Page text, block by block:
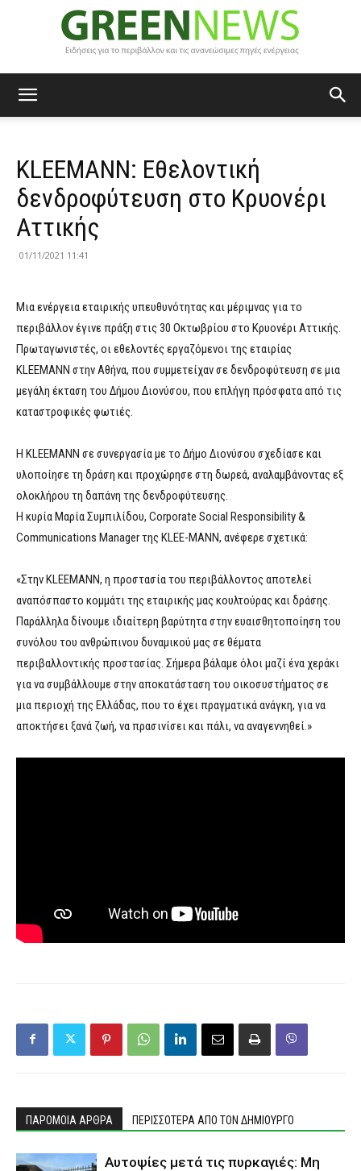
News
KLEEMANN: Εθελοντική
δενδροφύτευση στο Κρυονέρι
Αττικής
01/11/2021 11:41
Μια ενέργεια εταιρικής υπευθυνότητας και μέριμνας για το
περιβάλλον έγινε πράξη στις 30 Οκτωβρίου στο Κρυονέρι Αττικής.
Πρωταγωνιστές, οι εθελοντές εργαζόμενοι της εταιρίας
ΚLEEMANN στην Αθήνα, που συμμετείχαν σε δενδροφύτευση σε μια
μεγάλη έκταση του Δήμου Διονύσου, που επλήγη πρόσφατα από τις
καταστροφικές φωτιές.
Η KLEEMANN σε συνεργασία με το Δήμο Διονύσου σχεδίασε και
υλοποίησε τη δράση και προχώρησε στη δωρεά, αναλαμβάνοντας εξ
ολοκλήρου τη δαπάνη της δενδροφύτευσης.
Η κυρία Μαρία Συμπιλίδου, Corporate Social Responsibility &
Communications Manager της ΚLEE-MANN, ανέφερε σχετικά:
«Στην KLEEMANN, η προστασία του περιβάλλοντος αποτελεί
αναπόσπαστο κομμάτι της εταιρικής μας κουλτούρας και δράσης.
Παράλληλα δίνουμε ιδιαίτερη βαρύτητα στην ευαισθητοποίηση του
συνόλου του ανθρώπινου δυναμικού μας σε θέματα
περιβαλλοντικής προστασίας. Σήμερα βάλαμε όλοι μαζί ένα χεράκι
για να συμβάλλουμε στην αποκατάσταση του οικοσυστήματος σε
μια περιοχή της Ελλάδας, που το έχει πραγματικά ανάγκη, για να
αποκτήσει ξανά ζωή, να πρασινίσει και πάλι, να αναγεννηθεί.»
ΠΑΡΟΜΟΙΑ ΑΡΘΡΑ ΠΕΡΙΣΣΟΤΕΡΑ ΑΠΟ ΤΟΝ ΔΗΜΙΟΥΡΓΟ
Αυτοψίες μετά τις πυρκαγιές: Μη